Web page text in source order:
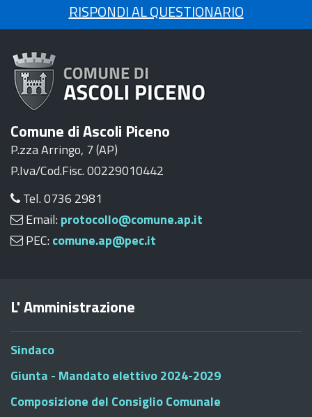
RISPONDI AL QUESTIONARIO
Comune di Ascoli Piceno
P.zza Arringo, 7 (AP)
P.Iva/Cod.Fisc. 00229010442
Tel. 0736 2981
Email: protocollo@comune.ap.it
PEC: comune.ap@pec.it
L' Amministrazione
Sindaco
Giunta - Mandato elettivo 2024-2029
Composizione del Consiglio Comunale